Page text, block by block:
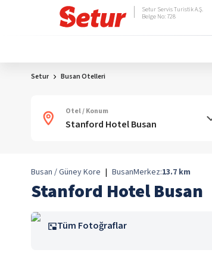
Setur Servis Turistik A.Ş.
Belge No: 728
Setur Busan Otelleri
Otel / Konum
Busan / Güney Kore | BusanMerkez:13.7 km
Stanford Hotel Busan
Tüm Fotoğraflar